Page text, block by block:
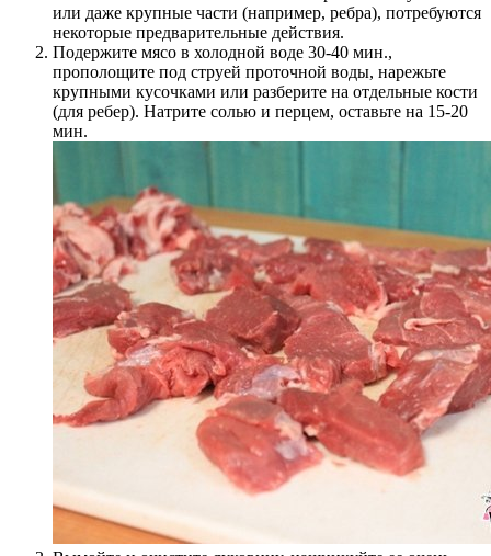
или даже крупные части (например, ребра), потребуются
некоторые предварительные действия.
Подержите мясо в холодной воде 30-40 мин.,
прополощите под струей проточной воды, нарежьте
крупными кусочками или разберите на отдельные кости
(для ребер). Натрите солью и перцем, оставьте на 15-20
мин.